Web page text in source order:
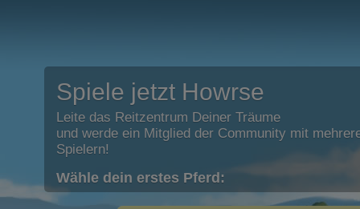
Spiele jetzt Howrse
Leite das Reitzentrum Deiner Träume
und werde ein Mitglied der Community mit
Spielern!
Wähle dein erstes Pferd: